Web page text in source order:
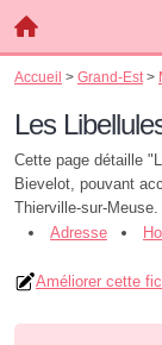
Accueil > Grand-Est >
Les
Cette page détaille
Bievelot, pouvant
Thierville-sur-Meuse.
Adresse
Améliorer cette